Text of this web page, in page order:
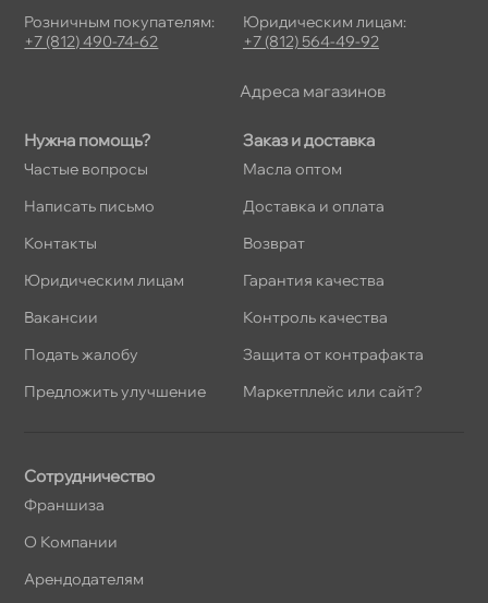
Нужна помощь?
Частые вопросы
Написать письмо
Контакты
Юридическим лицам
акансии
Подать жалобу
Предложить улучшение
Заказ и доставка
Масла оптом
Доставка и оплата
озврат
Гарантия качества
Контроль качества
Защита от контрафакта
Маркетплейс или сайт?
Сотрудничество
Франшиза
О Компании
Арендодателям
Розничным покупателям:
+7 (812) 490-74-62
Юридическим лицам:
+7 (812) 564-49-92
Адреса магазино